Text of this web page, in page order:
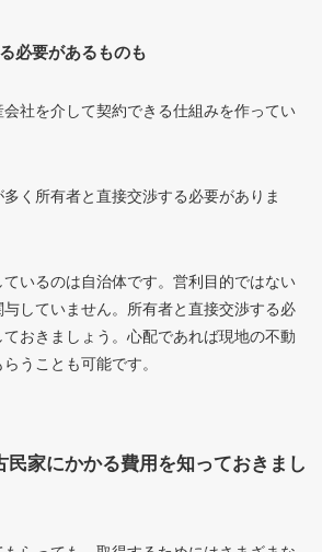
必要があるものも
社を介して契約できる仕組みを作ってい
く所有者と直接交渉する必要がありま
いるのは自治体です。営利目的ではない
していません。所有者と直接交渉する必
おきましょう。心配であれば現地の不動
うことも可能です。
民家にかかる費用を知っておきまし